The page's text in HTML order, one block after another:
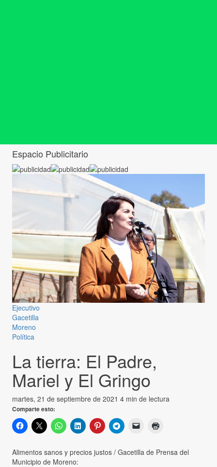
Espacio Publicitario
Ejecutivo
Gacetilla
Moreno
Política
La tierra: El Padre,
Mariel y El Gringo
martes, 21 de septiembre de 2021 4 min de lectura
Comparte esto:
Alimentos sanos y precios justos / Gacetilla de Prensa del
Municipio de Moreno: